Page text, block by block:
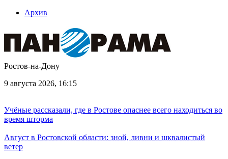
Архив
Ростов-на-Дону
9 августа 2026, 16:15
Учёные рассказали, где в Ростове опаснее всего находиться во
время шторма
Август в Ростовской области: зной, ливни и шквалистый
ветер